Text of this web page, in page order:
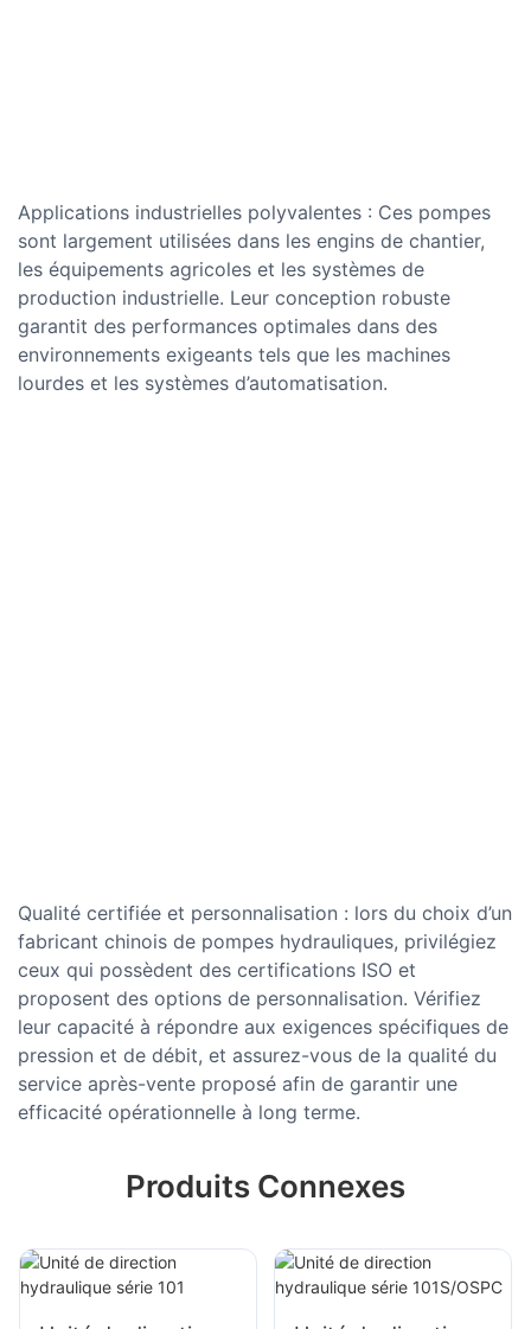
Applications industrielles polyvalentes : Ces pompes
sont largement utilisées dans les engins de chantier,
les équipements agricoles et les systèmes de
production industrielle. Leur conception robuste
garantit des performances optimales dans des
environnements exigeants tels que les machines
lourdes et les systèmes d’automatisation.
Qualité certifiée et personnalisation : lors du choix d’un
fabricant chinois de pompes hydrauliques, privilégiez
ceux qui possèdent des certifications ISO et
proposent des options de personnalisation. Vérifiez
leur capacité à répondre aux exigences spécifiques de
pression et de débit, et assurez-vous de la qualité du
service après-vente proposé afin de garantir une
efficacité opérationnelle à long terme.
Produits Connexes